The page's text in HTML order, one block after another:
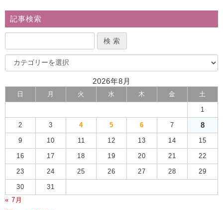
記事検索
2026年8月
日 月 火 水 木 金 土
1
2 3 4 5 6 7 8
9 10 11 12 13 14 15
16 17 18 19 20 21 22
23 24 25 26 27 28 29
30
31
« 7月